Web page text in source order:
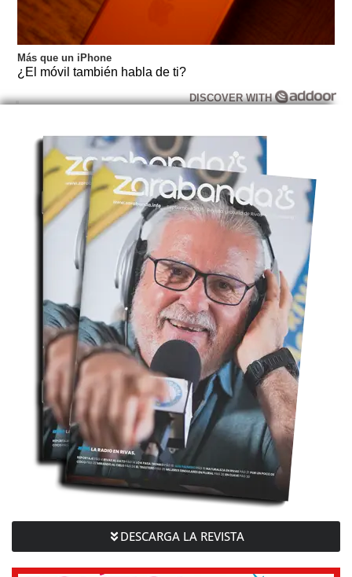
Más que un iPhone
¿El móvil también habla de ti?
DISCOVER WITH
DESCARGA LA REVISTA